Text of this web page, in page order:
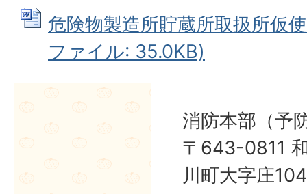
危険物製造所貯蔵所取扱所仮
ファイル: 35.0KB)
消防本部（予
〒643-0811
川町大字庄